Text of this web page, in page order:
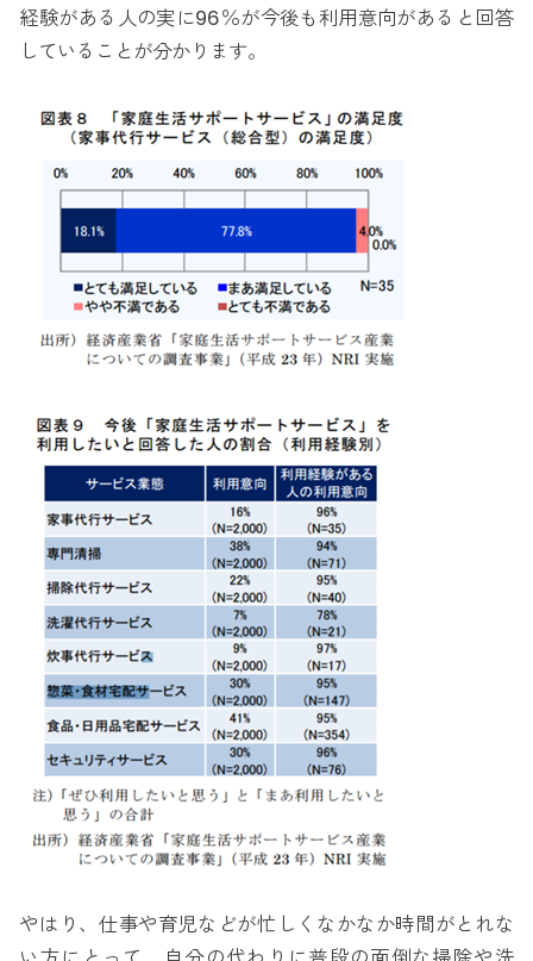
経験がある人の実に96％が今後も利用意向があると回答
していることが分かります。
やはり、仕事や育児などが忙しくなかなか時間がとれな